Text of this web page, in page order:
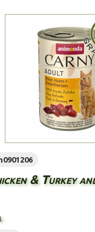
& Turkey